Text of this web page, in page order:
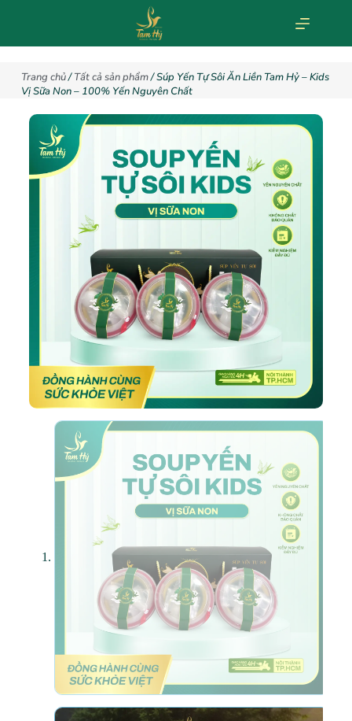
Trang chủ/Tất cả sản phẩm/ Súp Yến Tự Sôi Ăn Liền Tam Hỷ – Kids
Vị Sữa Non – 100% Yến Nguyên Chất